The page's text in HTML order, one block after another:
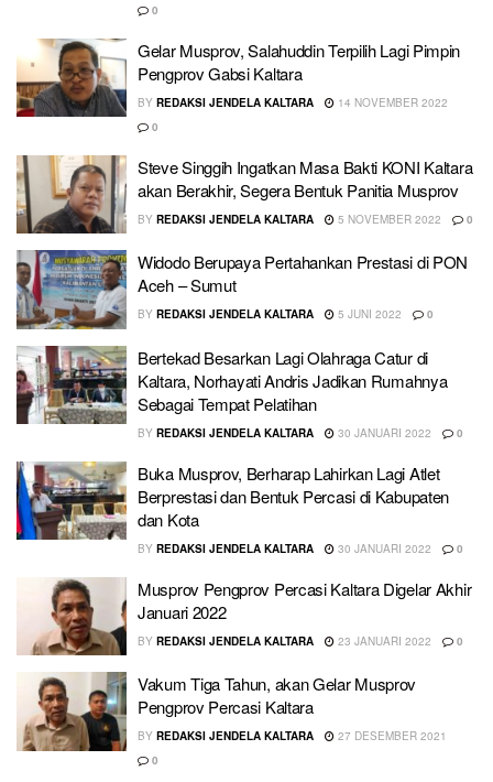
0
Gelar Musprov, Salahuddin Terpilih Lagi Pimpin
Pengprov Gabsi Kaltara
BY REDAKSI JENDELA KALTARA
14 NOVEMBER 2022
0
Steve Singgih Ingatkan Masa Bakti KONI Kaltara
akan Berakhir, Segera Bentuk Panitia Musprov
BY REDAKSI JENDELA KALTARA 5 NOVEMBER 2022 0
Widodo Berupaya Pertahankan Prestasi di PON
Aceh – Sumut
BY REDAKSI JENDELA KALTARA 5 JUNI 2022 0
Bertekad Besarkan Lagi Olahraga Catur di
Kaltara, Norhayati Andris Jadikan Rumahnya
Sebagai Tempat Pelatihan
BY REDAKSI JENDELA KALTARA 30 JANUARI 2022 0
Buka Musprov, Berharap Lahirkan Lagi Atlet
Berprestasi dan Bentuk Percasi di Kabupaten
dan Kota
BY REDAKSI JENDELA KALTARA 30 JANUARI 2022 0
Musprov Pengprov Percasi Kaltara Digelar Akhir
Januari 2022
BY REDAKSI JENDELA KALTARA 23 JANUARI 2022 0
Vakum Tiga Tahun, akan Gelar Musprov
Pengprov Percasi Kaltara
BY REDAKSI JENDELA KALTARA
27 DESEMBER 2021
0